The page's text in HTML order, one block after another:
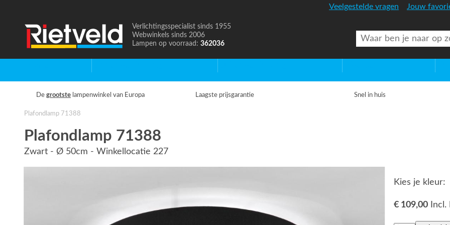
Veelgestelde vragen Jouw
Naar
de
Verlichtingsspecialist sinds 1955
Webwinkels sinds 2006
Lampen op voorraad: 362036
De grootste lampenwinkel van Europa Laagste prijsgarantie Snel in huis
Plafondlamp 71388
Plafondlamp 71388
Zwart - Ø 50cm - Winkellocatie 227
Kies je kleur:
€ 109,00